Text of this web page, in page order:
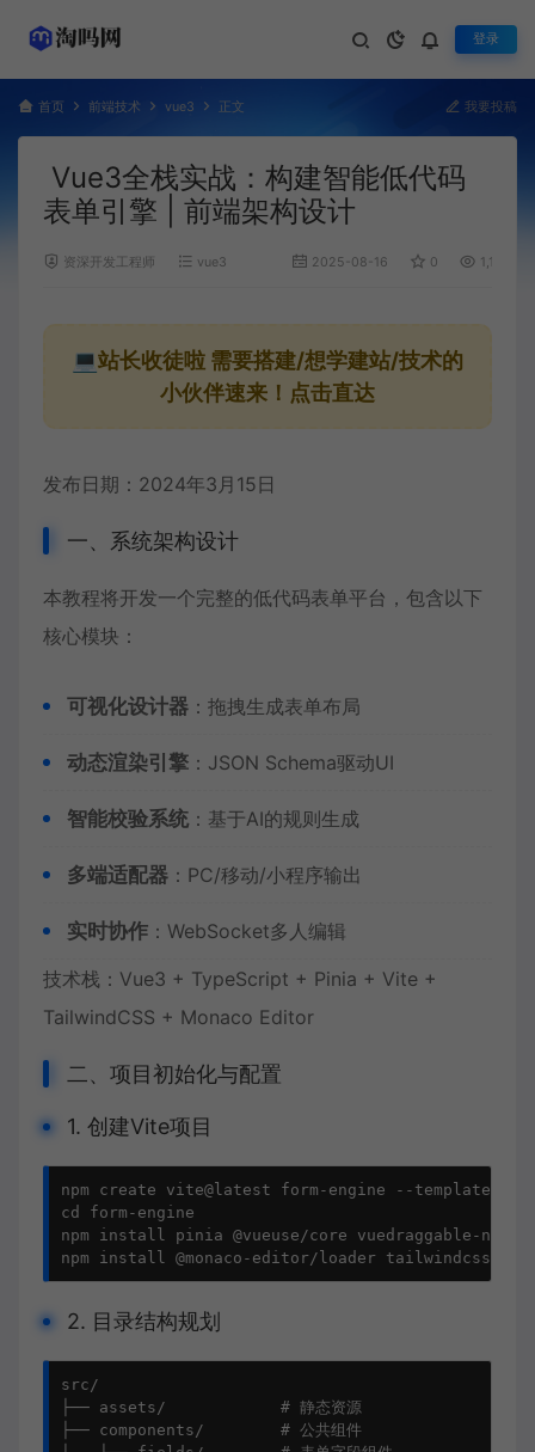
登录
首页 前端技术 vue3 正文 我要投稿
Vue3全栈实战：构建智能低代码
表单引擎 | 前端架构设计
资深开发工程师 vue3 2025-08-16 0 1,154
💻站长收徒啦 需要搭建/想学建站/技术的
小伙伴速来！点击直达
发布日期：2024年3月15日
一、系统架构设计
本教程将开发一个完整的低代码表单平台，包含以下
核心模块：
可视化设计器 ：拖拽生成表单布局
动态渲染引擎 ：JSON Schema驱动UI
智能校验系统 ：基于AI的规则生成
多端适配器 ：PC/移动/小程序输出
实时协作 ：WebSocket多人编辑
技术栈：Vue3 + TypeScript + Pinia + Vite +
TailwindCSS + Monaco Editor
二、项目初始化与配置
1. 创建Vite项目
npm create vite@latest form-engine --template
cd form-engine
npm install pinia @vueuse/core vuedraggable-next
npm install @monaco-editor/loader tailwindcss
2. 目录结构规划
src/
├── assets/            # 静态资源
├── components/        # 公共组件